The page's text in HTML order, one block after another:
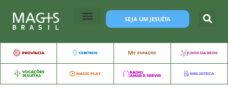
SEJA UM JESUÍTA